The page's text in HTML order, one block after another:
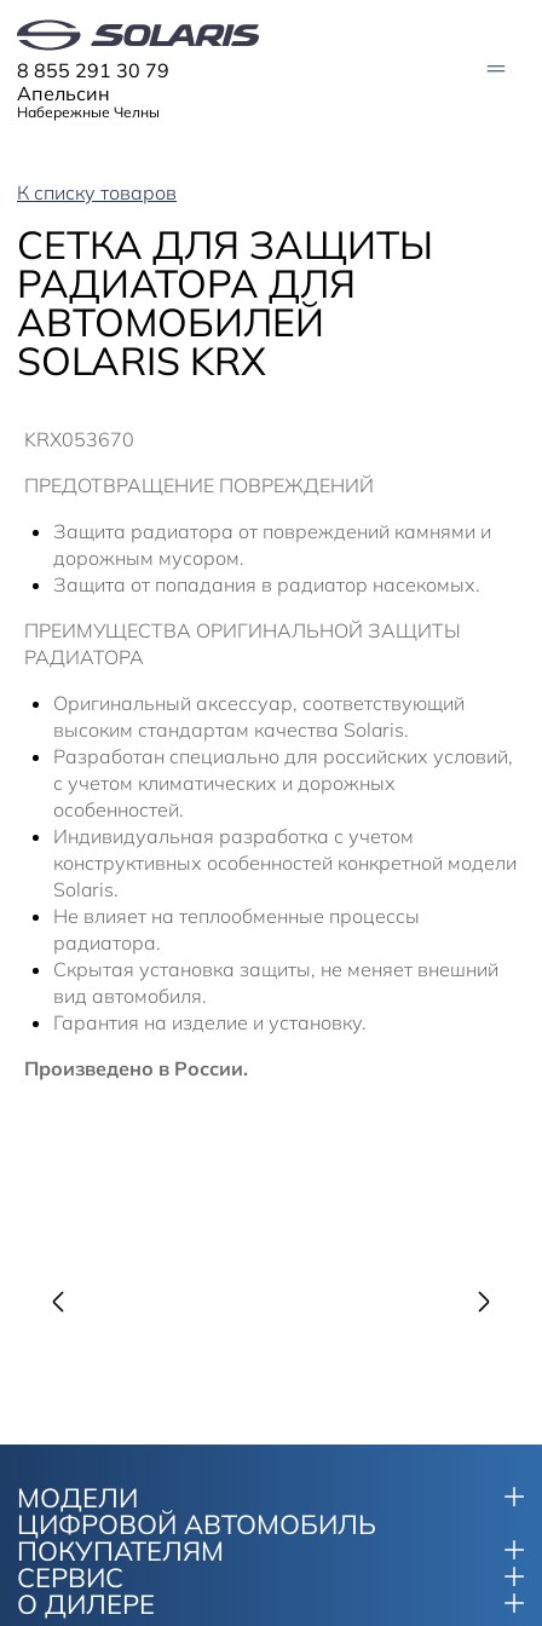
Апельсин
Набережные Челны
8 855 291 30 79
Solaris HC
Solaris KRX
Solaris KRS
Solaris HS
ЦИФРОВОЙ АВТОМОБИЛЬ
ПОКУПАТЕЛЯМ
Кредит
Трейд-ин
Корпоративным клиентам
Плати частями
СЕРВИС
Помощь на дорогах
Информация о дилере
Новости
К списку товаров
СЕТКА ДЛЯ ЗАЩИТЫ
РАДИАТОРА ДЛЯ
АВТОМОБИЛЕЙ
SOLARIS KRX
KRX053670
ПРЕДОТВРАЩЕНИЕ ПОВРЕЖДЕНИЙ
Защита радиатора от повреждений камнями и
дорожным мусором.
Защита от попадания в радиатор насекомых.
ПРЕИМУЩЕСТВА ОРИГИНАЛЬНОЙ ЗАЩИТЫ
РАДИАТОРА
Оригинальный аксессуар, соответствующий
высоким стандартам качества Solaris.
Разработан специально для российских условий,
с учетом климатических и дорожных
особенностей.
Индивидуальная разработка с учетом
конструктивных особенностей конкретной модели
Solaris.
Не влияет на теплообменные процессы
радиатора.
Скрытая установка защиты, не меняет внешний
вид автомобиля.
Гарантия на изделие и установку.
Произведено в России.
МОДЕЛИ
ЦИФРОВОЙ АВТОМОБИЛЬ
ПОКУПАТЕЛЯМ
СЕРВИС
О ДИЛЕРЕ